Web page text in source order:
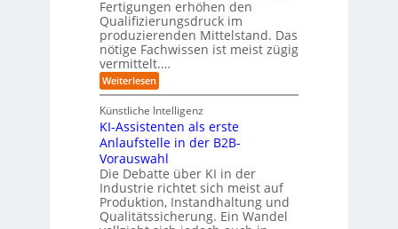
c
h
e
n
e
-
G
e
f
a
h
h
e
r
(
u
n
d
u
n
e
q
u
e
m
e
r
)
Fertigungen erhöhen den
Qualifizierungsdruck im
produzierenden Mittelstand. Das
nötige Fachwissen ist meist zügig
vermittelt.…
Weiterlesen:
L
e
r
n
e
n
m
u
s
s
a
Künstliche Intelligenz
KI-Assistenten als erste
Anlaufstelle in der B2B-
Vorauswahl
Die Debatte über KI in der
Industrie richtet sich meist auf
Produktion, Instandhaltung und
Qualitätssicherung. Ein Wandel